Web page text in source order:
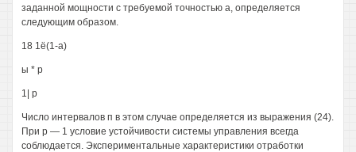
заданной мощности с требуемой точностью а, определяется
следующим образом.
18 1ё(1-а)
ы * р
1| р
Число интервалов п в этом случае определяется из выражения (24).
При р — 1 условие устойчивости системы управления всегда
соблюдается. Экспериментальные характеристики отработки